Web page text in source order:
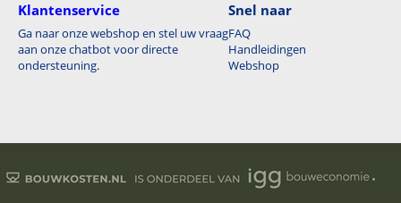
Klantenservice
Ga naar onze webshop en stel uw vraag
aan onze chatbot voor directe
ondersteuning.
Snel naar
FAQ
Handleidingen
Webshop